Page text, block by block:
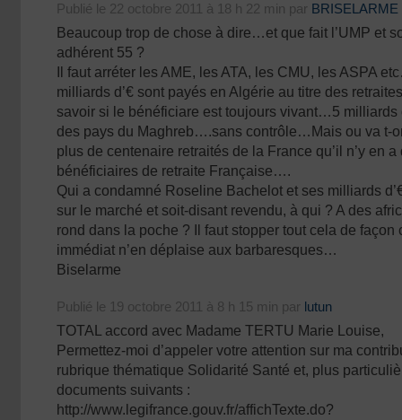
Publié le 22 octobre 2011 à 18 h 22 min par BRISELARME
Beaucoup trop de chose à dire…et que fait l’UMP et
adhérent 55 ?
Il faut arréter les AME, les ATA, les CMU, les ASPA
milliards d’€ sont payés en Algérie au titre des
savoir si le bénéficiare est toujours vivant…5 milliards
des pays du Maghreb….sans contrôle…Mais ou va t-
plus de centenaire retraités de la France qu’il n’y en
bénéficiaires de retraite Française….
Qui a condamné Roseline Bachelot et ses milliards
sur le marché et soit-disant revendu, à qui ? A des
rond dans la poche ? Il faut stopper tout cela de façon
immédiat n’en déplaise aux barbaresques…
Biselarme
Publié le 19 octobre 2011 à 8 h 15 min par lutun
TOTAL accord avec Madame TERTU Marie Louise,
Permettez-moi d’appeler votre attention sur ma
rubrique thématique Solidarité Santé et, plus
documents suivants :
http://www.legifrance.gouv.fr/affichTexte.do?